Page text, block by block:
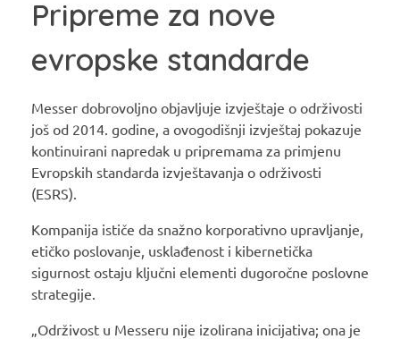
Pripreme za nove
evropske standarde
Messer dobrovoljno objavljuje izvještaje o održivosti
još od 2014. godine, a ovogodišnji izvještaj pokazuje
kontinuirani napredak u pripremama za primjenu
Evropskih standarda izvještavanja o održivosti
(ESRS).
Kompanija ističe da snažno korporativno upravljanje,
etičko poslovanje, usklađenost i kibernetička
sigurnost ostaju ključni elementi dugoročne poslovne
strategije.
„Održivost u Messeru nije izolirana inicijativa; ona je